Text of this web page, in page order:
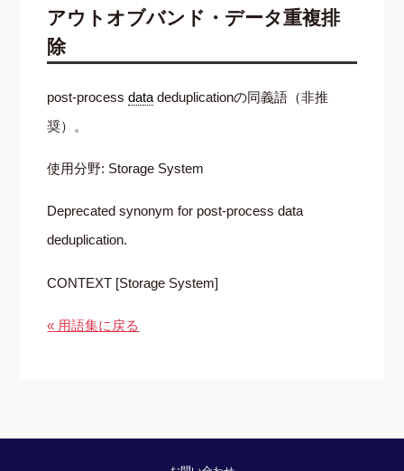
アウトオブバンド・データ重複排
除
post-processdatadeduplicationの同義語（非推
奨）。
使用分野: Storage System
Deprecated synonym for post-process data
deduplication.
CONTEXT [Storage System]
« 用語集に戻る